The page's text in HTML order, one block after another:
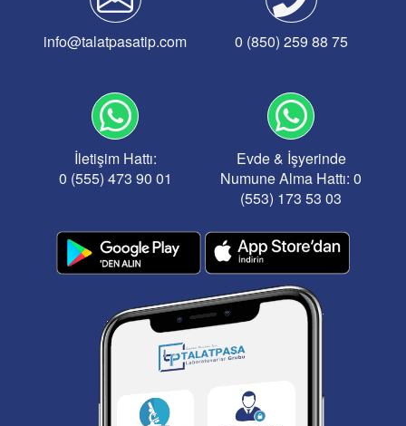
info@talatpasatip.com 0 (850) 259 88 75
İletişim Hattı:
0 (555) 473 90 01
Evde & İşyerinde
Numune Alma Hattı: 0
(553) 173 53 03